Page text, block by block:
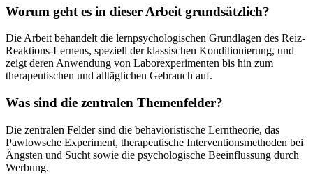
Worum geht es in dieser Arbeit grundsätzlich?
Die Arbeit behandelt die lernpsychologischen Grundlagen des Reiz-
Reaktions-Lernens, speziell der klassischen Konditionierung, und
zeigt deren Anwendung von Laborexperimenten bis hin zum
therapeutischen und alltäglichen Gebrauch auf.
Was sind die zentralen Themenfelder?
Die zentralen Felder sind die behavioristische Lerntheorie, das
Pawlowsche Experiment, therapeutische Interventionsmethoden bei
Ängsten und Sucht sowie die psychologische Beeinflussung durch
Werbung.